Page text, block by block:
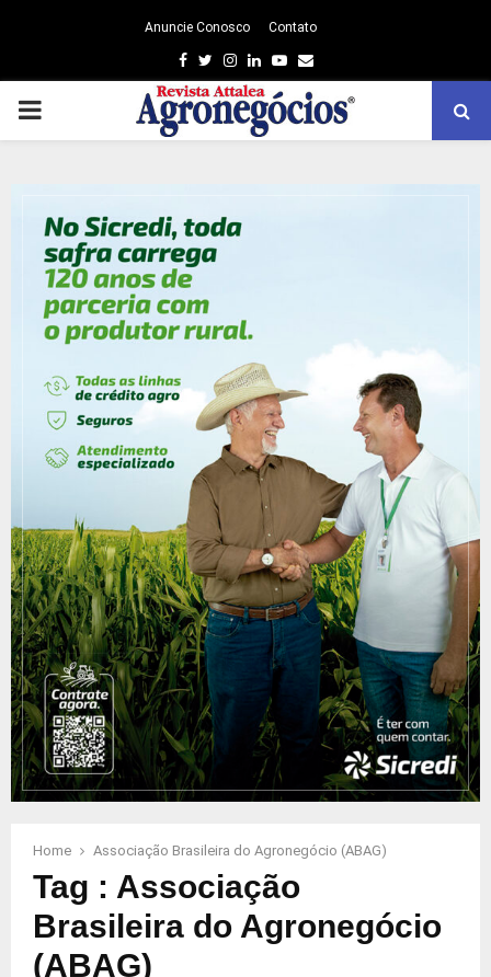
Anuncie Conosco Contato
Facebook
TwitterInstagram
LinkedinYoutube
Email
PRIMARY
Home Associação Brasileira do Agronegócio (ABAG)
Tag : Associação
Brasileira do Agronegócio
(ABAG)